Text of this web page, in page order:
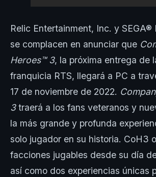
Relic Entertainment, Inc. y SEGA®
se complacen en anunciar que
Heroes™ 3, la próxima entrega de
franquicia RTS, llegará a PC a
17 de noviembre de 2022.
3traerá a los fans veteranos y
la más grande y profunda
solo jugador en su historia. CoH3
facciones jugables desde su día
así como dos experiencias únicas